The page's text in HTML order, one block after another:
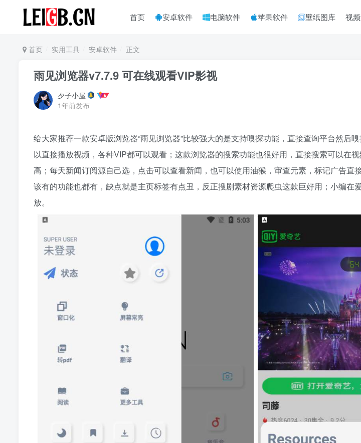
首页 安卓软件 电脑软件 苹果软件 壁纸图库 视
首页 实用工具 安卓软件 正文
雨见浏览器v7.7.9 可在线观看VIP影视
夕子小屋
1年前发布
给大家推荐一款安卓版浏览器“雨见浏览器”比较强大的是支持嗅探功能，直接查询平台然后
以直接播放视频，各种VIP都可以观看；这款浏览器的搜索功能也很好用，直接搜索可以在
高；每天新闻订阅源自己选，点击可以查看新闻，也可以使用油猴，审查元素，标记广告直
该有的功能也都有，缺点就是主页标签有点丑，反正搜剧素材资源爬虫这款巨好用；小编在
放。